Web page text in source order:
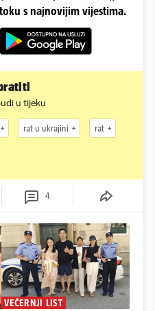
s najnovijim vijestima.
u tijeku
rat u ukrajini rat
4